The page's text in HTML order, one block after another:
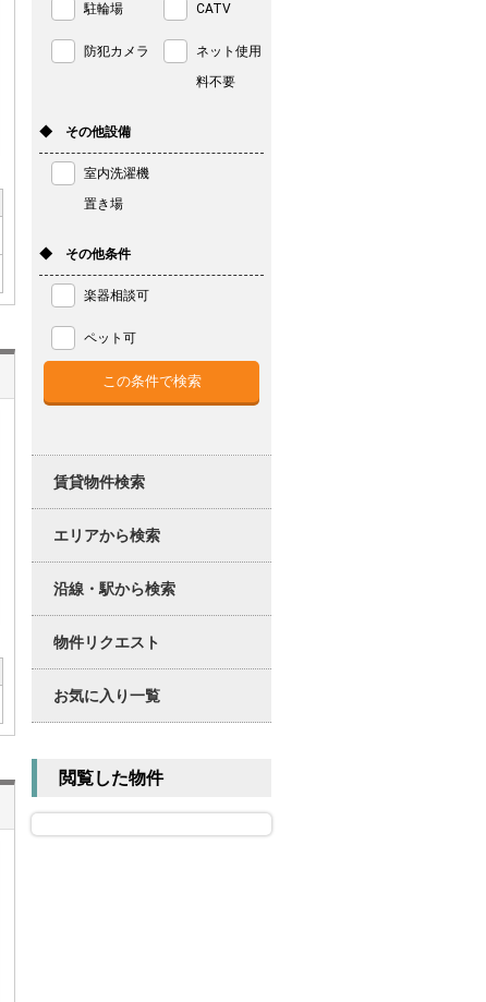
駐輪場 CATV
防犯カメラ
ネット使用
料不要
◆ その他設備
室内洗濯機
置き場
◆ その他条件
楽器相談可
ペット可
賃貸物件検索
エリアから検索
沿線・駅から検索
物件リクエスト
お気に入り一覧
閲覧した物件